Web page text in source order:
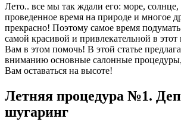
Лето.. все мы так ждали его: море,
проведенное время на природе и многое
прекрасно! Поэтому самое время
самой красивой и привлекательной в
Вам в этом помочь! В этой статье
вниманию основные салонные
Вам оставаться на высоте!
Летняя процедура №1.
шугаринг